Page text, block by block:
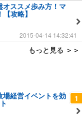
オススメ歩み方！マ
【攻略】
2015-04-14 14:32:41
もっと見る ＞＞
1
場経営イベントを効